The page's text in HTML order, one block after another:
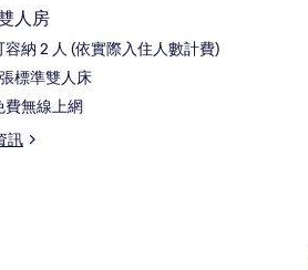
人房
容納 2 人 (依實際入住人數計費)
標準雙人床
費無線上網
訊